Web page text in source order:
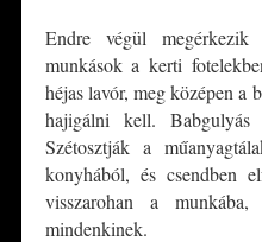
Endre végül
munkások a kerti
héjas lavór, meg középen a
hajigálni kell.
Szétosztják a
konyhából, és csendben
visszarohan a
mindenkinek.